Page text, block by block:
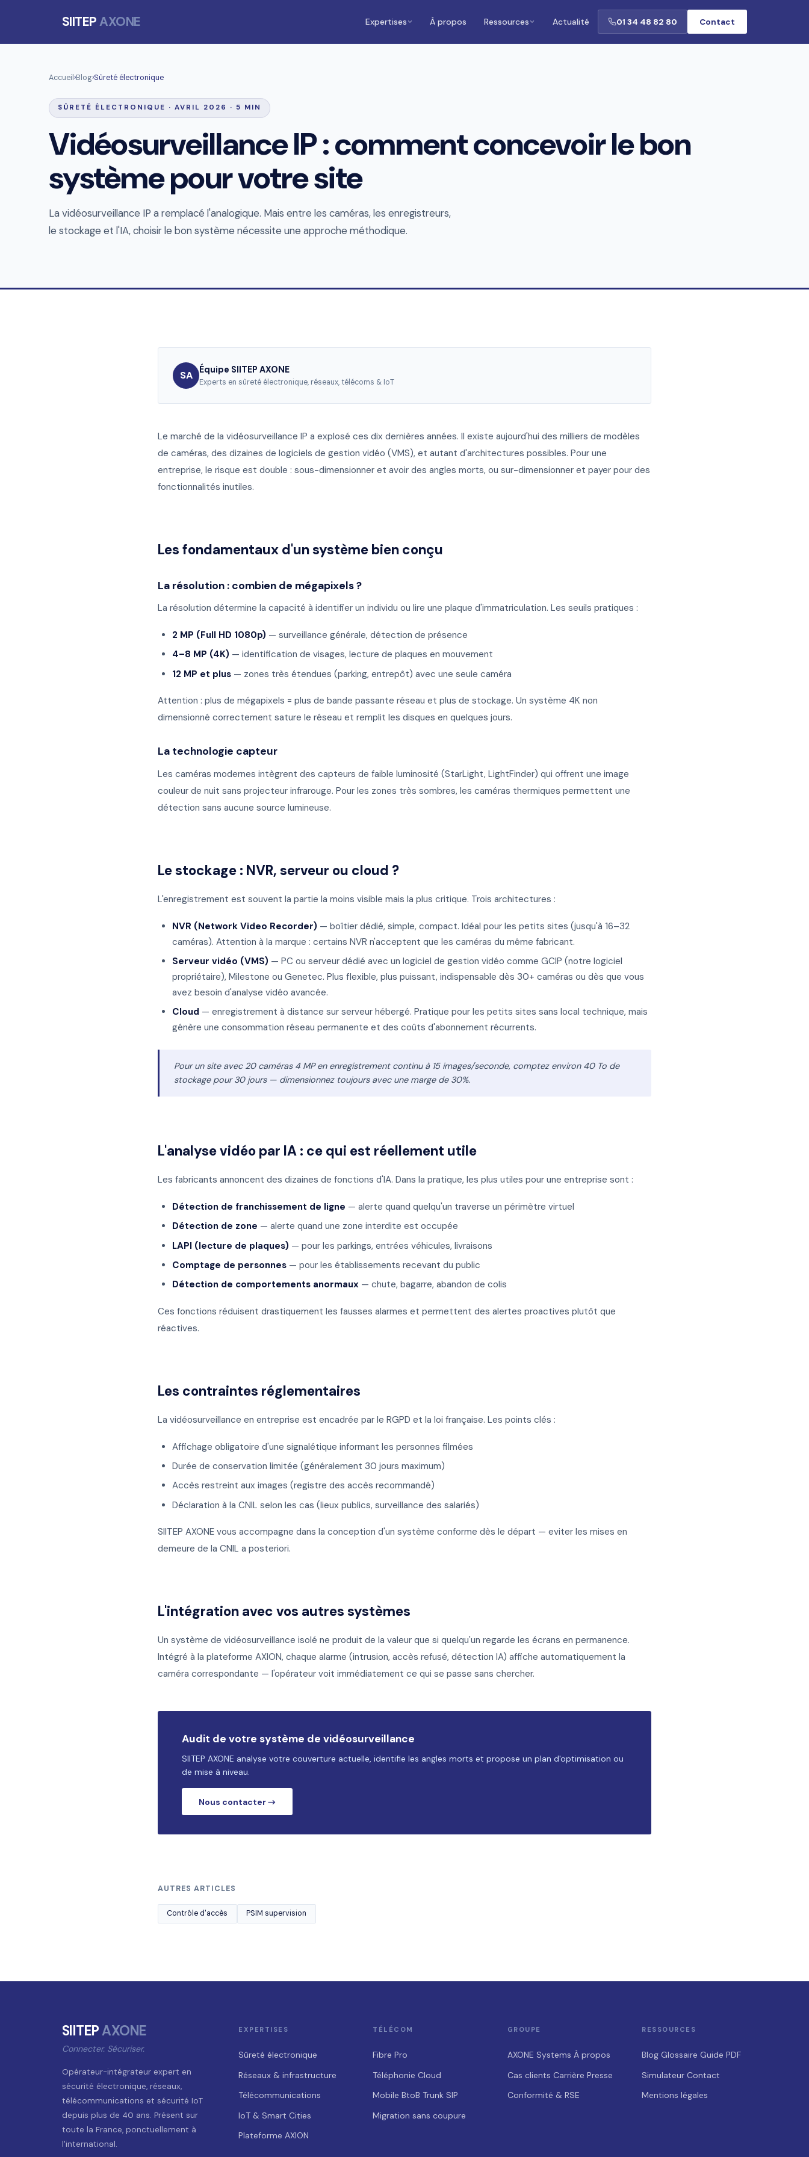
SIITEPAXONE Expertises À propos Ressources Actualité 01 34 48 82 80 Contact
Accueil ›Blog›Sûreté électronique
SÛRETÉ ÉLECTRONIQUE · AVRIL 2026 · 5 MIN
Vidéosurveillance IP : comment concevoir le bon
système pour votre site
La vidéosurveillance IP a remplacé l'analogique. Mais entre les caméras, les enregistreurs,
le stockage et l'IA, choisir le bon système nécessite une approche méthodique.
SA Équipe SIITEP AXONE
Experts en sûreté électronique, réseaux, télécoms & IoT
Le marché de la vidéosurveillance IP a explosé ces dix dernières années. Il existe aujourd'hui des milliers de modèles
de caméras, des dizaines de logiciels de gestion vidéo (VMS), et autant d'architectures possibles. Pour une
entreprise, le risque est double : sous-dimensionner et avoir des angles morts, ou sur-dimensionner et payer pour des
fonctionnalités inutiles.
Les fondamentaux d'un système bien conçu
La résolution : combien de mégapixels ?
La résolution détermine la capacité à identifier un individu ou lire une plaque d'immatriculation. Les seuils pratiques :
2 MP (Full HD 1080p) — surveillance générale, détection de présence
4–8 MP (4K) — identification de visages, lecture de plaques en mouvement
12 MP et plus — zones très étendues (parking, entrepôt) avec une seule caméra
Attention : plus de mégapixels = plus de bande passante réseau et plus de stockage. Un système 4K non
dimensionné correctement sature le réseau et remplit les disques en quelques jours.
La technologie capteur
Les caméras modernes intègrent des capteurs de faible luminosité (StarLight, LightFinder) qui offrent une image
couleur de nuit sans projecteur infrarouge. Pour les zones très sombres, les caméras thermiques permettent une
détection sans aucune source lumineuse.
Le stockage : NVR, serveur ou cloud ?
L'enregistrement est souvent la partie la moins visible mais la plus critique. Trois architectures :
NVR (Network Video Recorder) — boîtier dédié, simple, compact. Idéal pour les petits sites (jusqu'à 16–32
caméras). Attention à la marque : certains NVR n'acceptent que les caméras du même fabricant.
Serveur vidéo (VMS) — PC ou serveur dédié avec un logiciel de gestion vidéo comme GCIP (notre logiciel
propriétaire), Milestone ou Genetec. Plus flexible, plus puissant, indispensable dès 30+ caméras ou dès que vous
avez besoin d'analyse vidéo avancée.
Cloud — enregistrement à distance sur serveur hébergé. Pratique pour les petits sites sans local technique, mais
génère une consommation réseau permanente et des coûts d'abonnement récurrents.
Pour un site avec 20 caméras 4 MP en enregistrement continu à 15 images/seconde, comptez environ 40 To de
stockage pour 30 jours — dimensionnez toujours avec une marge de 30%.
L'analyse vidéo par IA : ce qui est réellement utile
Les fabricants annoncent des dizaines de fonctions d'IA. Dans la pratique, les plus utiles pour une entreprise sont :
Détection de franchissement de ligne — alerte quand quelqu'un traverse un périmètre virtuel
Détection de zone — alerte quand une zone interdite est occupée
LAPI (lecture de plaques) — pour les parkings, entrées véhicules, livraisons
Comptage de personnes — pour les établissements recevant du public
Détection de comportements anormaux — chute, bagarre, abandon de colis
Ces fonctions réduisent drastiquement les fausses alarmes et permettent des alertes proactives plutôt que
réactives.
Les contraintes réglementaires
La vidéosurveillance en entreprise est encadrée par le RGPD et la loi française. Les points clés :
Affichage obligatoire d'une signalétique informant les personnes filmées
Durée de conservation limitée (généralement 30 jours maximum)
Accès restreint aux images (registre des accès recommandé)
Déclaration à la CNIL selon les cas (lieux publics, surveillance des salariés)
SIITEP AXONE vous accompagne dans la conception d'un système conforme dès le départ — eviter les mises en
demeure de la CNIL a posteriori.
L'intégration avec vos autres systèmes
Un système de vidéosurveillance isolé ne produit de la valeur que si quelqu'un regarde les écrans en permanence.
Intégré à la plateforme AXION, chaque alarme (intrusion, accès refusé, détection IA) affiche automatiquement la
caméra correspondante — l'opérateur voit immédiatement ce qui se passe sans chercher.
Audit de votre système de vidéosurveillance
SIITEP AXONE analyse votre couverture actuelle, identifie les angles morts et propose un plan d'optimisation ou
de mise à niveau.
Nous contacter →
AUTRES ARTICLES
Contrôle d'accès PSIM supervision
SIITEPAXONE
Connecter. Sécuriser.
Opérateur-intégrateur expert en
sécurité électronique, réseaux,
télécommunications et sécurité IoT
depuis plus de 40 ans. Présent sur
toute la France, ponctuellement à
l'international.
EXPERTISES
Sûreté électronique
Réseaux & infrastructure
Télécommunications
IoT & Smart Cities
Plateforme AXION
TÉLÉCOM
Fibre Pro
Téléphonie Cloud
Mobile BtoB Trunk SIP
Migration sans coupure
GROUPE
AXONE Systems À propos
Cas clients Carrière Presse
Conformité & RSE
RESSOURCES
Blog Glossaire Guide PDF
Simulateur Contact
Mentions légales